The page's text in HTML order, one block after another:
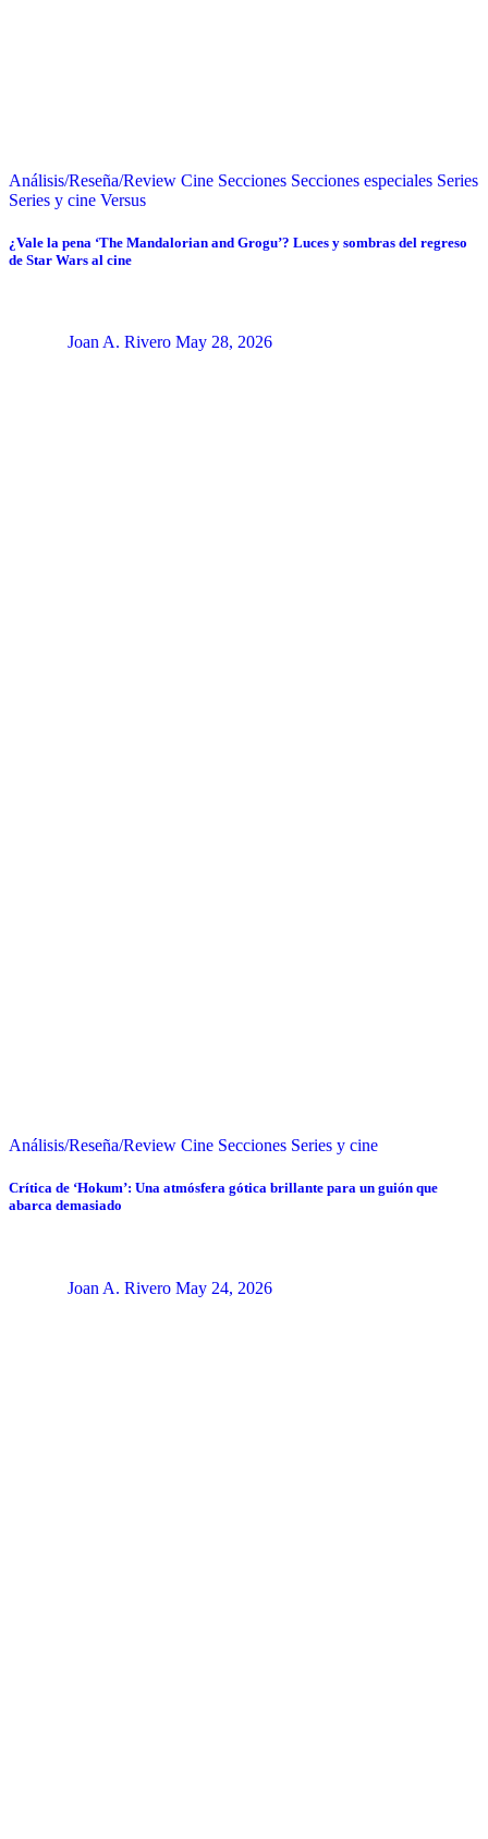
Análisis/Reseña/Review Cine Secciones Secciones especiales Series
Series y cine Versus
¿Vale la pena ‘The Mandalorian and Grogu’? Luces y sombras del regreso
de Star Wars al cine
Joan A. Rivero May 28, 2026
Análisis/Reseña/Review Cine Secciones Series y cine
Crítica de ‘Hokum’: Una atmósfera gótica brillante para un guión que
abarca demasiado
Joan A. Rivero May 24, 2026